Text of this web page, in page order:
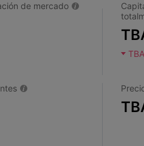
de mercado
TBA